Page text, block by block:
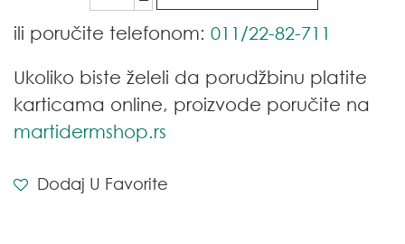
ili poručite telefonom: 011/22-82-711
Ukoliko biste želeli da porudžbinu platite
karticama online, proizvode poručite na
martidermshop.rs
Dodaj U Favorite